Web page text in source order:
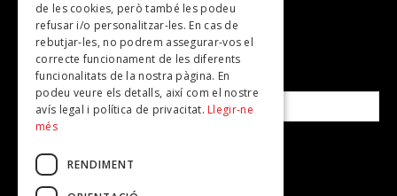
SUBSCRIU-TE A LA NOSTRA NEWSLETTER!
Correu electrònic*
Accepto lapolítica de privacitat
de les cookies, però també les podeu
refusar i/o personalitzar-les. En cas de
rebutjar-les, no podrem assegurar-vos el
correcte funcionament de les diferents
funcionalitats de la nostra pàgina. En
podeu veure els detalls, així com el nostre
avís legal i política de privacitat. Llegir-ne
més
RENDIMENT